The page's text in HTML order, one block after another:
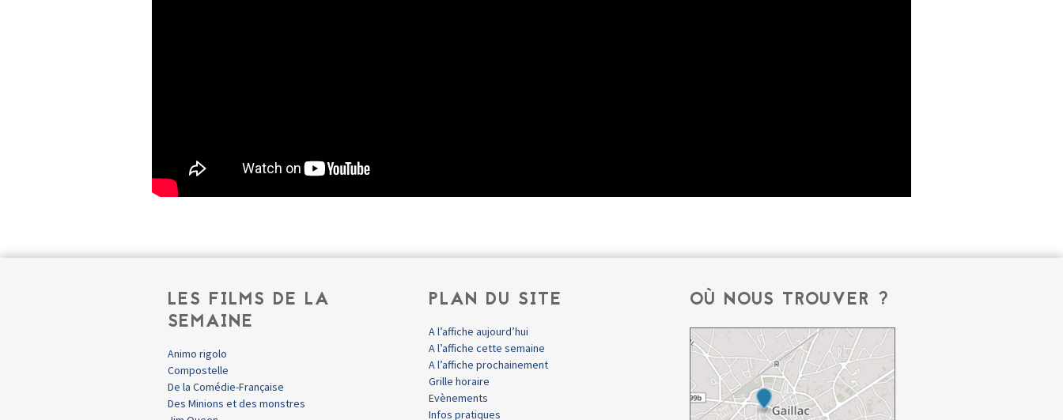
LES FILMS DE LA
SEMAINE
Animo rigolo
Compostelle
De la Comédie-Française
Des Minions et des monstres
PLAN DU SITE
A l’affiche aujourd’hui
A l’affiche cette semaine
A l’affiche prochainement
Grille horaire
Evènements
Infos pratiques
OÙ NOUS TROUVER ?